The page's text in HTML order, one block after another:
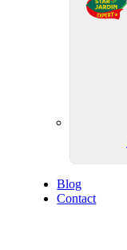
Blog
Contact